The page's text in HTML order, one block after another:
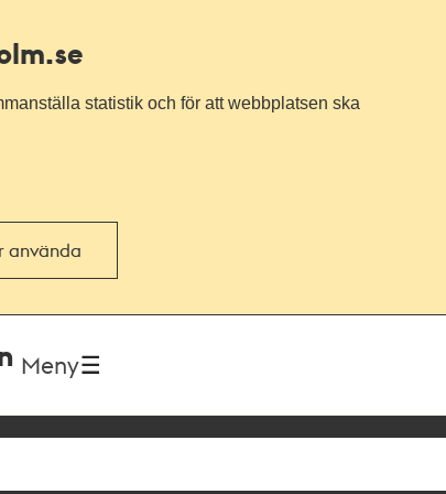
statistik och för att webbplatsen ska
använda
Meny